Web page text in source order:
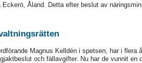
Åland. Detta efter beslut av
Magnus Kelldén i spetsen, har i flera
och fällavgifter. Nu har de vunnit en